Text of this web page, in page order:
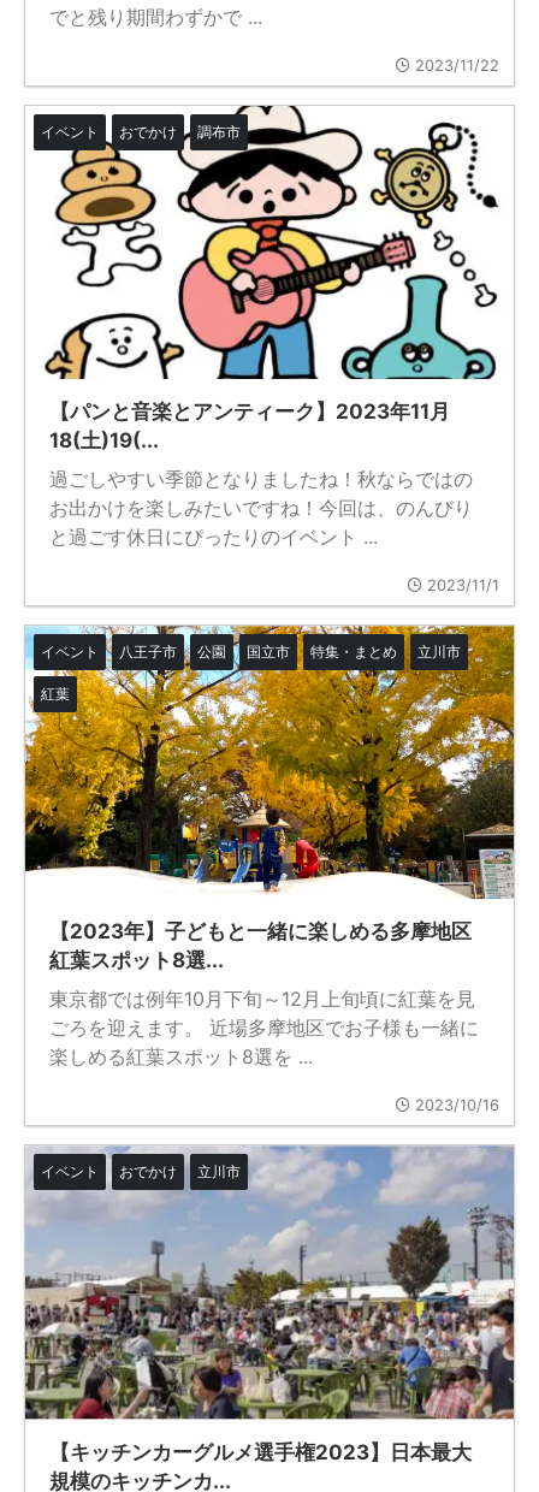
でと残り期間わずかで ...
2023/11/22
イベント おでかけ 調布市
【パンと音楽とアンティーク】2023年11月
18(土)19(...
過ごしやすい季節となりましたね！秋ならではの
お出かけを楽しみたいですね！今回は、のんびり
と過ごす休日にぴったりのイベント ...
2023/11/1
イベント 八王子市 公園 国立市 特集・まとめ 立川市
紅葉
【2023年】子どもと一緒に楽しめる多摩地区
紅葉スポット8選...
東京都では例年10月下旬～12月上旬頃に紅葉を見
ごろを迎えます。 近場多摩地区でお子様も一緒に
楽しめる紅葉スポット8選を ...
2023/10/16
イベント おでかけ 立川市
【キッチンカーグルメ選手権2023】日本最大
規模のキッチンカ...